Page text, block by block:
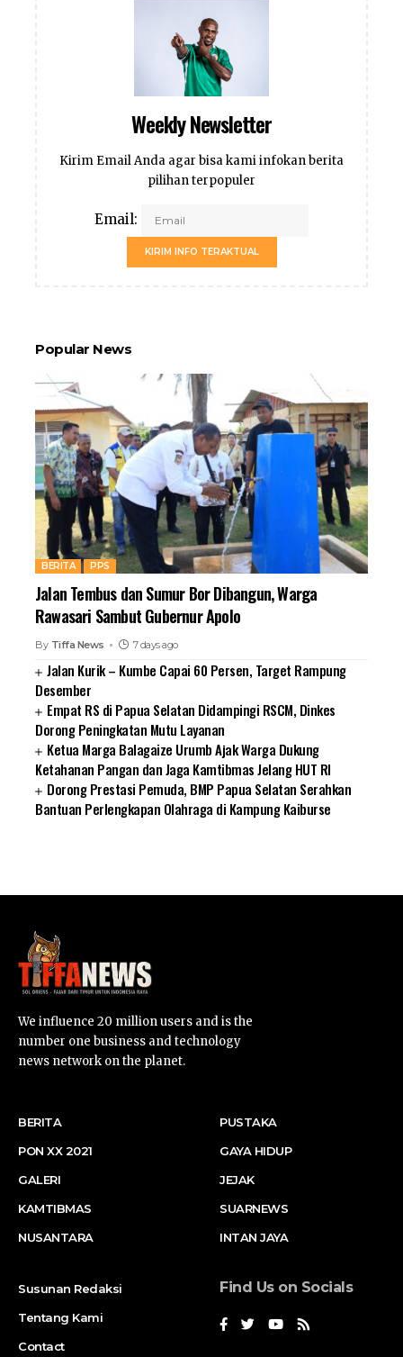
Weekly Newsletter
Kirim Email Anda agar bisa kami infokan berita
pilihan terpopuler
Email:
KIRIM INFO TERAKTUAL
Popular News
BERITA PPS
Jalan Tembus dan Sumur Bor Dibangun, Warga
Rawasari Sambut Gubernur Apolo
By Tiffa News 7 days ago
Jalan Kurik – Kumbe Capai 60 Persen, Target Rampung
Desember
Empat RS di Papua Selatan Didampingi RSCM, Dinkes
Dorong Peningkatan Mutu Layanan
Ketua Marga Balagaize Urumb Ajak Warga Dukung
Ketahanan Pangan dan Jaga Kamtibmas Jelang HUT RI
Dorong Prestasi Pemuda, BMP Papua Selatan Serahkan
Bantuan Perlengkapan Olahraga di Kampung Kaiburse
We influence 20 million users and is the
number one business and technology
news network on the planet.
BERITA
PON XX 2021
GALERI
KAMTIBMAS
NUSANTARA
PUSTAKA
GAYA HIDUP
JEJAK
SUARNEWS
INTAN JAYA
Susunan Redaksi
Tentang Kami
Contact
Find Us on Socials